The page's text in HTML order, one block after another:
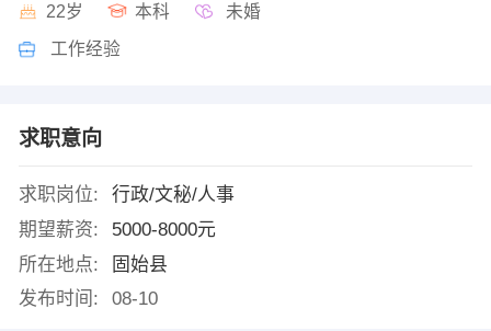
22岁 本科 未婚
工作经验
求职意向
求职岗位:
行政/文秘/人事
期望薪资:
5000-8000元
所在地点:
固始县
发布时间:
08-10